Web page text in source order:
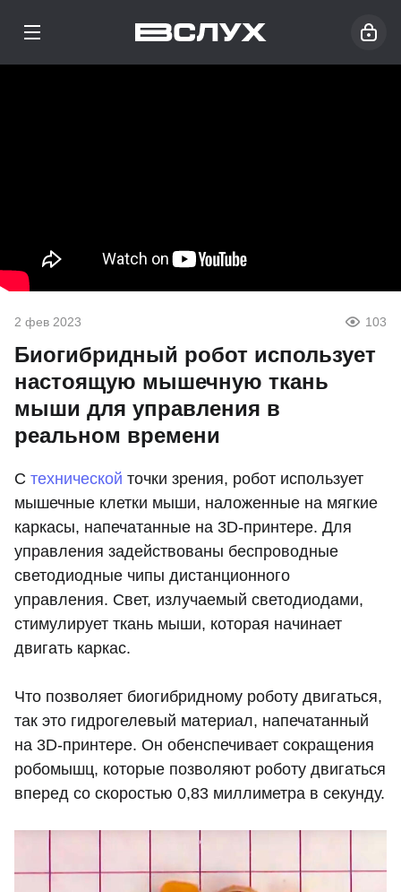
2 фев 2023 103
Биогибридный робот использует
настоящую мышечную ткань
мыши для управления в
реальном времени
С технической точки зрения, робот использует
мышечные клетки мыши, наложенные на мягкие
каркасы, напечатанные на 3D-принтере. Для
управления задействованы беспроводные
светодиодные чипы дистанционного
управления. Свет, излучаемый светодиодами,
стимулирует ткань мыши, которая начинает
двигать каркас.
Что позволяет биогибридному роботу двигаться,
так это гидрогелевый материал, напечатанный
на 3D-принтере. Он обенспечивает сокращения
робомышц, которые позволяют роботу двигаться
вперед со скоростью 0,83 миллиметра в секунду.